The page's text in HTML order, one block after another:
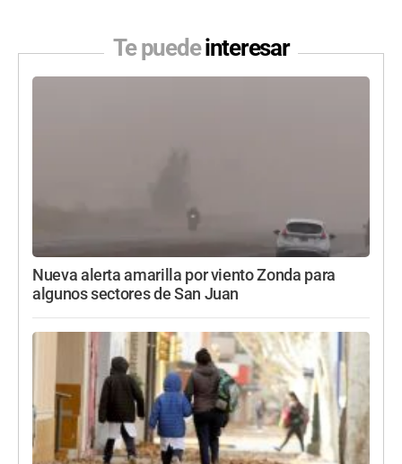
Te puedeinteresar
Nueva alerta amarilla por viento Zonda para
algunos sectores de San Juan